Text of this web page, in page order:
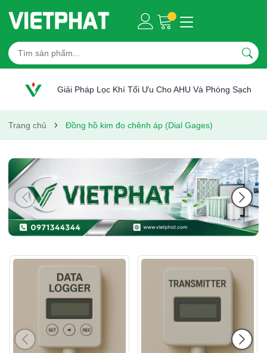
Giải Pháp Lọc Khí Tối Ưu Cho AHU Và Phòng Sạch
Trang chủ Đồng hồ kim đo chênh áp (Dial Gages)